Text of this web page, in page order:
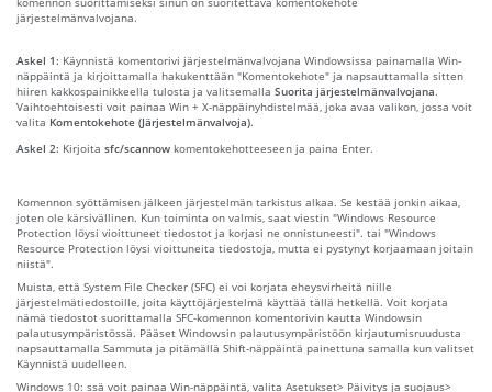
järjestelmänvalvojana.
Askel 1: Käynnistä komentorivi järjestelmänvalvojana Windowsissa painamalla Win-
näppäintä ja kirjoittamalla hakukenttään "Komentokehote" ja napsauttamalla sitten
hiiren kakkospainikkeella tulosta ja valitsemalla Suorita järjestelmänvalvojana.
Vaihtoehtoisesti voit painaa Win + X-näppäinyhdistelmää, joka avaa valikon, jossa voit
valita Komentokehote (Järjestelmänvalvoja).
Askel 2: Kirjoita sfc/scannow komentokehotteeseen ja paina Enter.
Komennon syöttämisen jälkeen järjestelmän tarkistus alkaa. Se kestää jonkin aikaa,
joten ole kärsivällinen. Kun toiminta on valmis, saat viestin "Windows Resource
Protection löysi vioittuneet tiedostot ja korjasi ne onnistuneesti". tai "Windows
Resource Protection löysi vioittuneita tiedostoja, mutta ei pystynyt korjaamaan joitain
niistä".
Muista, että System File Checker (SFC) ei voi korjata eheysvirheitä niille
järjestelmätiedostoille, joita käyttöjärjestelmä käyttää tällä hetkellä. Voit korjata
nämä tiedostot suorittamalla SFC-komennon komentorivin kautta Windowsin
palautusympäristössä. Pääset Windowsin palautusympäristöön kirjautumisruudusta
napsauttamalla Sammuta ja pitämällä Shift-näppäintä painettuna samalla kun valitset
Käynnistä uudelleen.
Windows 10: ssä voit painaa Win-näppäintä, valita Asetukset> Päivitys ja suojaus>